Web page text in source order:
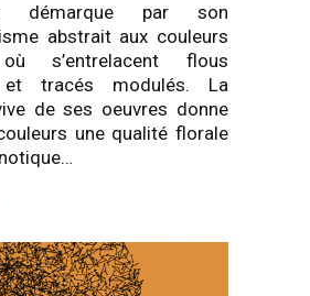
démarque par son
abstrait aux couleurs
s’entrelacent flous
et tracés modulés. La
de ses oeuvres donne
une qualité florale